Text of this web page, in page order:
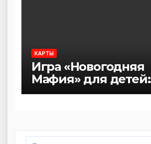
КАРТЫ
Игра «Новогодняя
Мафия» для детей:
карточки